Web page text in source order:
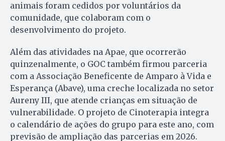
animais foram cedidos por voluntários da
comunidade, que colaboram com o
desenvolvimento do projeto.
Além das atividades na Apae, que ocorrerão
quinzenalmente, o GOC também firmou parceria
com a Associação Beneficente de Amparo à Vida e
Esperança (Abave), uma creche localizada no setor
Aureny III, que atende crianças em situação de
vulnerabilidade. O projeto de Cinoterapia integra
o calendário de ações do grupo para este ano, com
previsão de ampliação das parcerias em 2026.